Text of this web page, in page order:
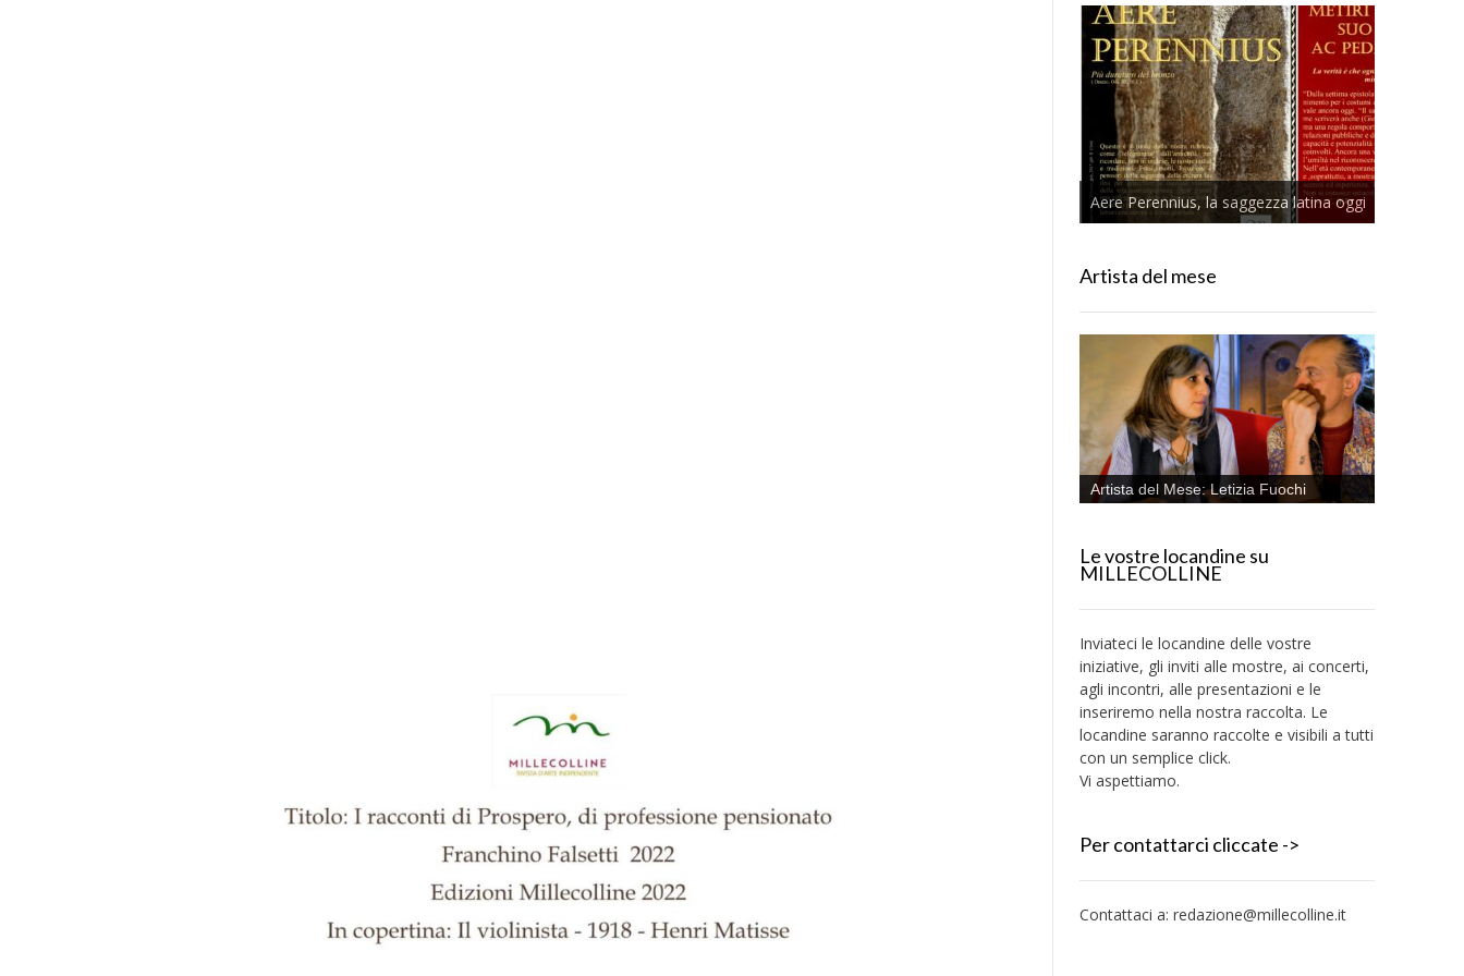
Aere Perennius, la saggezza latina oggi
Artista del mese
Artista del Mese: Letizia Fuochi
Le vostre locandine su
MILLECOLLINE
Inviateci le locandine delle vostre
iniziative, gli inviti alle mostre, ai concerti,
agli incontri, alle presentazioni e le
inseriremo nella nostra raccolta. Le
locandine saranno raccolte e visibili a tutti
con un semplice click.
Vi aspettiamo.
Per contattarci cliccate ->
Contattaci a: redazione@millecolline.it